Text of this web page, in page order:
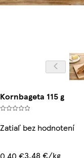
Kornbageta 115 g
Zatiaľ bez hodnotení
3,48 €/kg